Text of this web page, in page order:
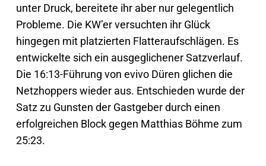
unter Druck, bereitete ihr aber nur gelegentlich
Probleme. Die KW’er versuchten ihr Glück
hingegen mit platzierten Flatteraufschlägen. Es
entwickelte sich ein ausgeglichener Satzverlauf.
Die 16:13-Führung von evivo Düren glichen die
Netzhoppers wieder aus. Entschieden wurde der
Satz zu Gunsten der Gastgeber durch einen
erfolgreichen Block gegen Matthias Böhme zum
25:23.